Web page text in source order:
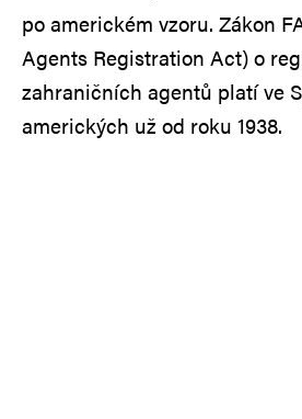
po americkém vzoru. Zákon
Agents Registration Act) o
zahraničních agentů platí ve
amerických už od roku 1938.